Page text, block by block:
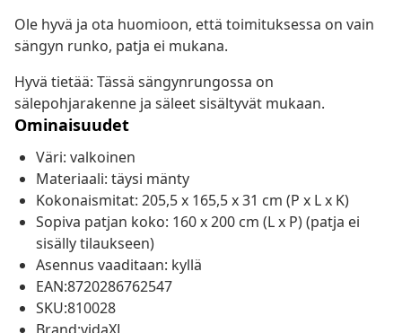
Ole hyvä ja ota huomioon, että toimituksessa on vain
sängyn runko, patja ei mukana.
Hyvä tietää: Tässä sängynrungossa on
sälepohjarakenne ja säleet sisältyvät mukaan.
Ominaisuudet
Väri: valkoinen
Materiaali: täysi mänty
Kokonaismitat: 205,5 x 165,5 x 31 cm (P x L x K)
Sopiva patjan koko: 160 x 200 cm (L x P) (patja ei
sisälly tilaukseen)
Asennus vaaditaan: kyllä
EAN:8720286762547
SKU:810028